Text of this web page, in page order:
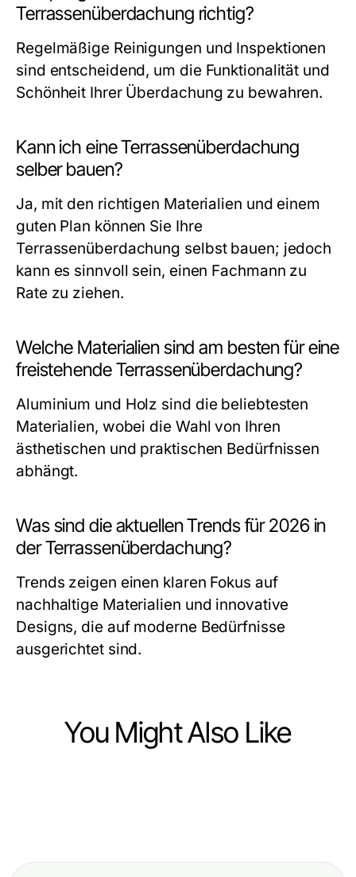
Terrassenüberdachung richtig?
Regelmäßige Reinigungen und Inspektionen
sind entscheidend, um die Funktionalität und
Schönheit Ihrer Überdachung zu bewahren.
Kann ich eine Terrassenüberdachung
selber bauen?
Ja, mit den richtigen Materialien und einem
guten Plan können Sie Ihre
Terrassenüberdachung selbst bauen; jedoch
kann es sinnvoll sein, einen Fachmann zu
Rate zu ziehen.
Welche Materialien sind am besten für eine
freistehende Terrassenüberdachung?
Aluminium und Holz sind die beliebtesten
Materialien, wobei die Wahl von Ihren
ästhetischen und praktischen Bedürfnissen
abhängt.
Was sind die aktuellen Trends für 2026 in
der Terrassenüberdachung?
Trends zeigen einen klaren Fokus auf
nachhaltige Materialien und innovative
Designs, die auf moderne Bedürfnisse
ausgerichtet sind.
You Might Also Like
freistehend: Die besten Optionen
Die Terrassenüberdachungen